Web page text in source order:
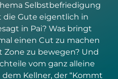
Selbstbefriedigung
die Gute eigentlich in
in Pai? Was bringt
einen Cut zu machen
Zone zu bewegen? Und
vom ganz alleine
Kellner, der “Kommt